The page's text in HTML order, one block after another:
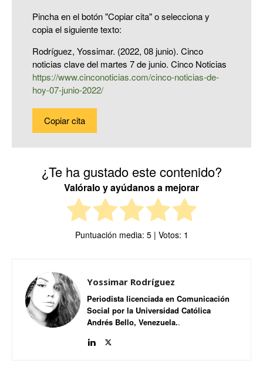
Pincha en el botón "Copiar cita" o selecciona y
copia el siguiente texto:
Rodríguez, Yossimar. (2022, 08 junio). Cinco
noticias clave del martes 7 de junio. Cinco Noticias
https://www.cinconoticias.com/cinco-noticias-de-
hoy-07-junio-2022/
Copiar cita
¿Te ha gustado este contenido?
Valóralo y ayúdanos a mejorar
Puntuación media: 5| Votos: 1
Yossimar Rodríguez
Periodista licenciada en Comunicación
Social por la Universidad Católica
Andrés Bello, Venezuela..